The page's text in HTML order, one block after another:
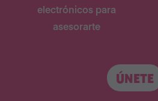
electrónicos para
asesorarte
ÚNETE